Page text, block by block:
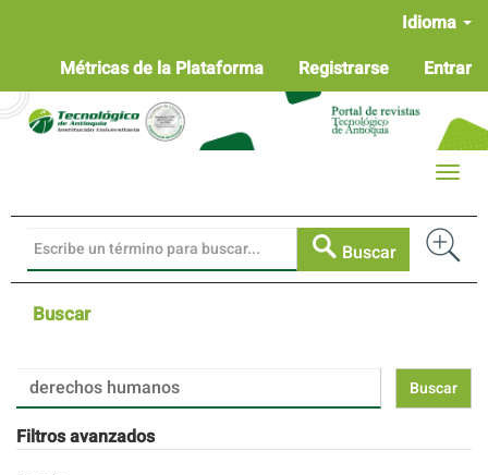
Contenido
principal
Barra
lateral
Idioma
Métricas de la Plataforma
Registrarse Entrar
Buscar
Toggle
Buscar
Buscar
artículos
por
Filtros avanzados